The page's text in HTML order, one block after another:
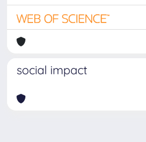
social impact